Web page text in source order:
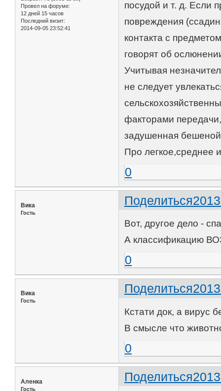
Провел на форуме:
12 дней 15 часов
Последний визит:
2014-09-05 23:52:41
посудой и т. д. Если
повреждения
контакта с
говорят об
Учитывая
не следует
факторами
задушенная
Про легкое,среднее
0
Поделиться
Вика
Гость
Вот, другое дело -
А классификацию
0
Поделиться
Вика
Гость
Кстати док, а вирус
В смысле что
0
Поделиться
Аленка
Гость